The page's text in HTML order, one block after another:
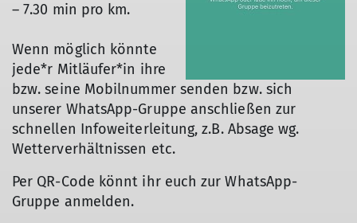
– 7.30 min pro km.
Wenn möglich könnte
jede*r Mitläufer*in ihre
bzw. seine Mobilnummer senden bzw. sich
unserer WhatsApp-Gruppe anschließen zur
schnellen Infoweiterleitung, z.B. Absage wg.
Wetterverhältnissen etc.
Per QR-Code könnt ihr euch zur WhatsApp-
Gruppe anmelden.